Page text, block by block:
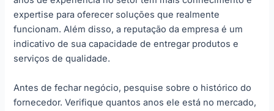
expertise para oferecer soluções que realmente
funcionam. Além disso, a reputação da empresa é um
indicativo de sua capacidade de entregar produtos e
serviços de qualidade.
Antes de fechar negócio, pesquise sobre o histórico do
fornecedor. Verifique quantos anos ele está no mercado,